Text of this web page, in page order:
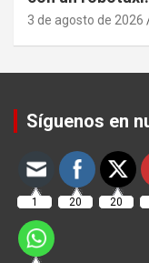
3 de agosto de 2026
Síguenos en
1 20 20